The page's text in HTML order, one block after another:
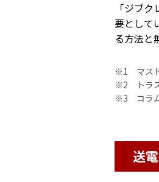
「ジブ
要として
る方法と
※1 マスト
※2 トラス
※3 コラム
送